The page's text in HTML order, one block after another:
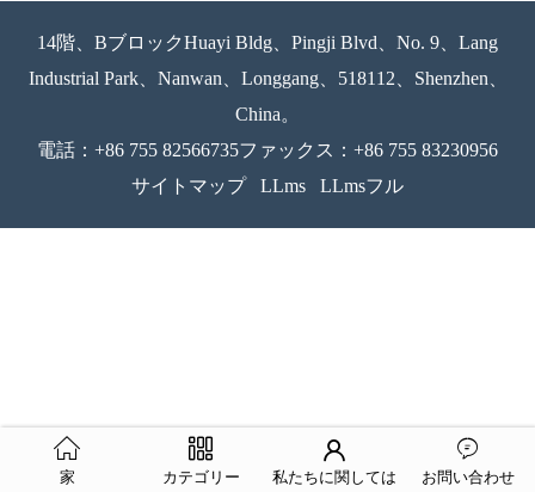
14階、BブロックHuayi Bldg、Pingji Blvd、No. 9、Lang
Industrial Park、Nanwan、Longgang、518112、Shenzhen、
China。
電話：+86 755 82566735ファックス：+86 755 83230956
サイトマップ
LLms LLmsフル
家 カテゴリー 私たちに関しては お問い合わせ